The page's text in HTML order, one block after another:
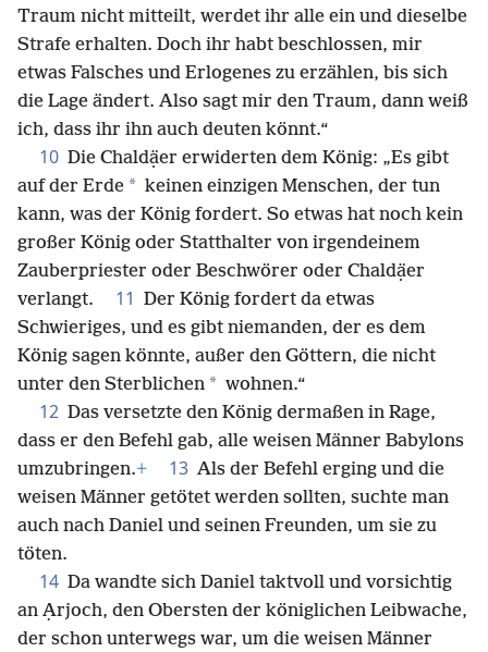
Traum nicht mitteilt, werdet ihr alle ein und dieselbe
Strafe erhalten. Doch ihr habt beschlossen, mir
etwas Falsches und Erlogenes zu erzählen, bis sich
die Lage ändert. Also sagt mir den Traum, dann weiß
ich, dass ihr ihn auch deuten könnt.“
10 Die Chaldạ̈er erwiderten dem König: „Es gibt
auf der Erde * keinen einzigen Menschen, der tun
kann, was der König fordert. So etwas hat noch kein
großer König oder Statthalter von irgendeinem
Zauberpriester oder Beschwörer oder Chaldạ̈er
verlangt.
11 Der König fordert da etwas
Schwieriges, und es gibt niemanden, der es dem
König sagen könnte, außer den Göttern, die nicht
unter den Sterblichen * wohnen.“
12 Das versetzte den König dermaßen in Rage,
dass er den Befehl gab, alle weisen Männer Babylons
umzubringen.+ 13 Als der Befehl erging und die
weisen Männer getötet werden sollten, suchte man
auch nach Daniel und seinen Freunden, um sie zu
töten.
14 Da wandte sich Daniel taktvoll und vorsichtig
an Ạrjoch, den Obersten der königlichen Leibwache,
der schon unterwegs war, um die weisen Männer